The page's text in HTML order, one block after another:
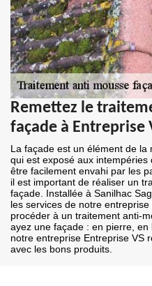
Remettez le
façade à Entreprise
La façade est un élément de
qui est exposé aux intempéries
être facilement envahi par les
il est important de réaliser un
façade. Installée à Sanilhac
les services de notre
procéder à un traitement anti-
ayez une façade : en pierre,
notre entreprise Entreprise VS
avec les bons produits.